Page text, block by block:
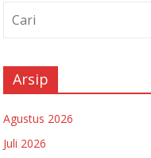
Arsip
Agustus 2026
Juli 2026